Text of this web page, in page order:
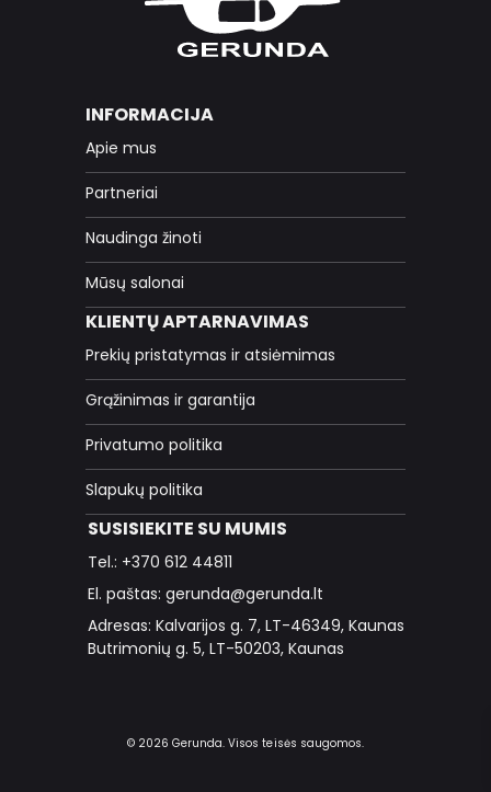
INFORMACIJA
Apie mus
Partneriai
Naudinga žinoti
Mūsų salonai
KLIENTŲ APTARNAVIMAS
Prekių pristatymas ir atsiėmimas
Grąžinimas ir garantija
Privatumo politika
Slapukų politika
SUSISIEKITE SU MUMIS
Tel.: +370 612 44811
El. paštas: gerunda@gerunda.lt
Adresas: Kalvarijos g. 7, LT-46349, Kaunas
Butrimonių g. 5, LT-50203, Kaunas
© 2026 Gerunda. Visos teisės saugomos.